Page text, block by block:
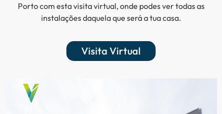
Porto com esta visita virtual, onde podes ver todas as
instalações daquela que será a tua casa.
Visita Virtual